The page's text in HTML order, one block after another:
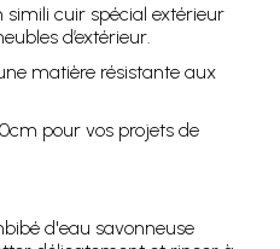
simili cuir spécial extérieur
d’extérieur.
matière résistante aux
pour vos projets de
d'eau savonneuse